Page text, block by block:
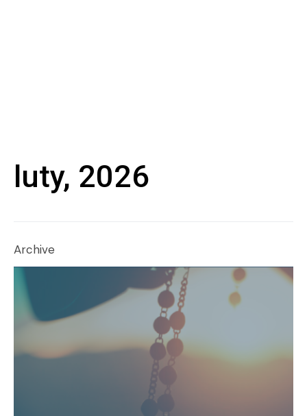
luty, 2026
Archive